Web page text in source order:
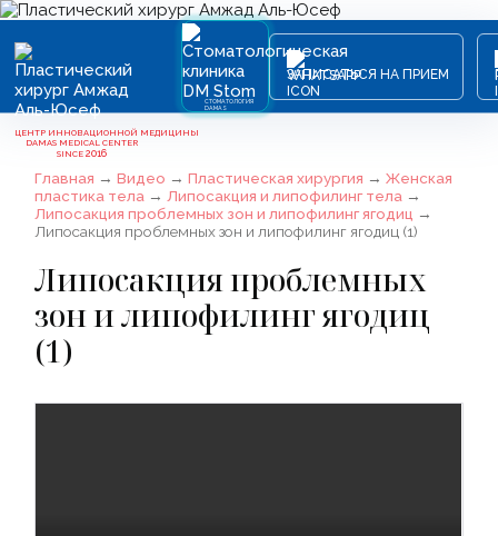
ЦЕНТР ИННОВАЦИОННОЙ МЕДИЦИНЫ
DAMAS MEDICAL CENTER
SINCE 2016
СТОМАТОЛОГИЯ
DAMAS
ЗАПИСАТЬСЯ НА ПРИЕМ
Главная →Видео →Пластическая хирургия →Женская
пластика тела → Липосакция и липофилинг тела →
Липосакция проблемных зон и липофилинг ягодиц →
Липосакция проблемных зон и липофилинг ягодиц (1)
Липосакция проблемных
зон и липофилинг ягодиц
(1)